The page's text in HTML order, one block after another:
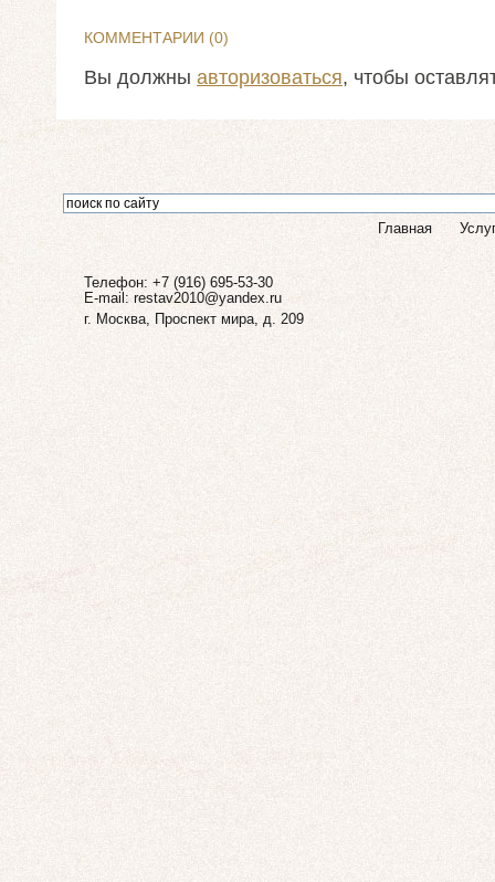
КОММЕНТАРИИ (0)
Вы должны авторизоваться, чтобы
Главная
Телефон: +7 (916) 695-53-30
E-mail: restav2010@yandex.ru
г. Москва, Проспект мира, д. 209